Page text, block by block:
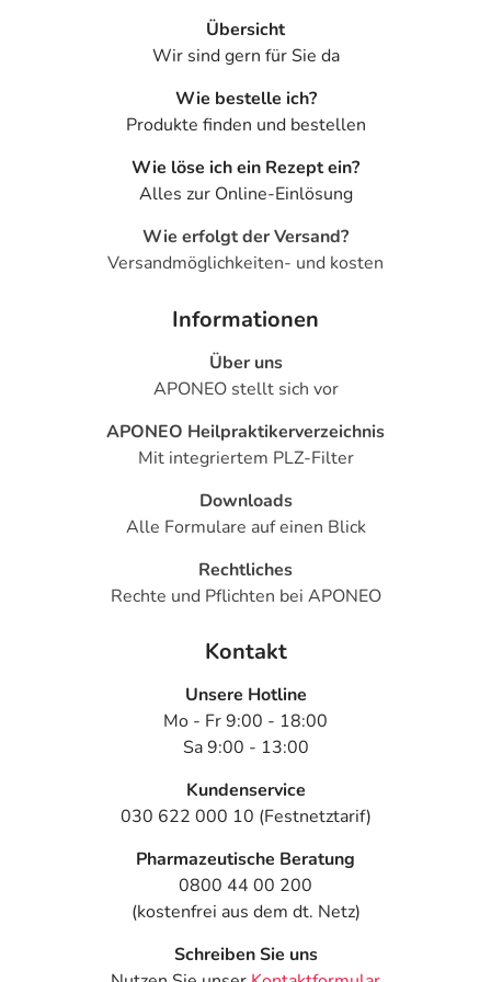
Apotheker. Der therapeutische Nutzen kann höher sein,
als das Risiko, das die Anwendung bei einer
Gegenanzeige in sich birgt.
- Magen-Darm-Beschwerden, wie:
- Erbrechen
- Flüchtige, spontan auftretende Hautrötung mit
- Hitzewallungen
- Bluthochdruck, der vorübergehend ist
- Missempfindungen, wie:
- Taubheitsgefühl
- Schwere-, Druck- und Engegefühl
- Anfälle von Atemnot
Bemerken Sie eine Befindlichkeitsstörung oder
Veränderung während der Behandlung, wenden Sie sich
an Ihren Arzt oder Apotheker.
Nebenwirkungen berücksichtigt, die bei mindestens
einem von 1.000 behandelten Patienten auftreten.
Übersicht
Wir sind gern für Sie da
Wie bestelle ich?
Produkte finden und bestellen
Wie löse ich ein Rezept ein?
Alles zur Online-Einlösung
Wie erfolgt der Versand?
Versandmöglichkeiten- und kosten
Informationen
Über uns
APONEO stellt sich vor
APONEO Heilpraktikerverzeichnis
Mit integriertem PLZ-Filter
Downloads
Alle Formulare auf einen Blick
Rechtliches
Rechte und Pflichten bei APONEO
Kontakt
Unsere Hotline
Mo - Fr 9:00 - 18:00
Sa 9:00 - 13:00
Kundenservice
030 622 000 10 (Festnetztarif)
Pharmazeutische Beratung
0800 44 00 200
(kostenfrei aus dem dt. Netz)
Schreiben Sie uns